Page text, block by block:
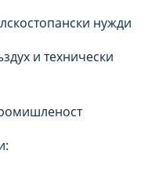
нужди
и технически